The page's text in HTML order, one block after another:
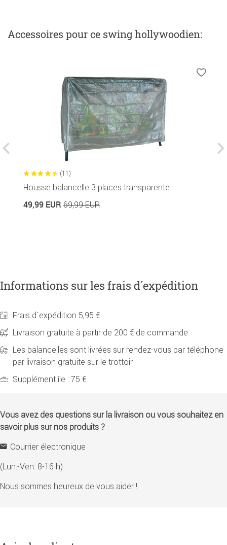
Accessoires pour ce swing hollywoodien:
(11)
Housse balancelle 3 places transparente
49,99 EUR 69,99 EUR
Informations sur les frais d´expédition
Frais d´expédition 5,95 €
Livraison gratuite à partir de 200 € de commande
Les balancelles sont livrées sur rendez-vous par téléphone
par livraison gratuite sur le trottoir
Supplément île : 75 €
Vous avez des questions sur la livraison ou vous souhaitez en
savoir plus sur nos produits ?
Courrier électronique
(Lun.-Ven. 8-16 h)
Nous sommes heureux de vous aider !